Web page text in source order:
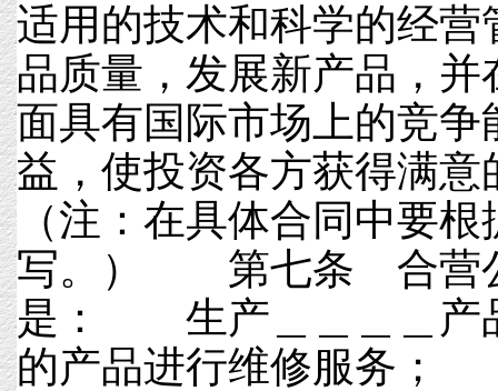
适用的技术和科学的经营
品质量，发展新产品，
面具有国际市场上的竞争
益，使投资各方获得满意
（注：在具体合同中要
写。） 第七条 合营公
是： 生产＿＿＿＿
的产品进行维修服务